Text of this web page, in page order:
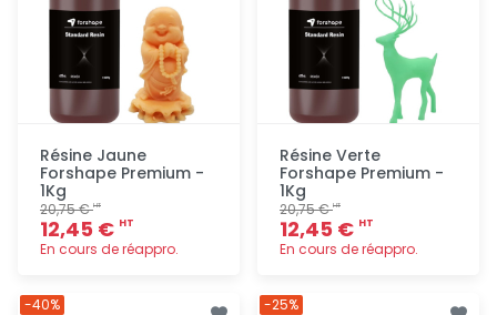
Résine Jaune
Forshape Premium -
1Kg
20,75 €HT
12,45 € HT
En cours de réappro.
Résine Verte
Forshape Premium -
1Kg
20,75 €HT
12,45 € HT
En cours de réappro.
-40% -25%